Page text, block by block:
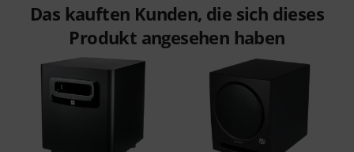
Das kauften Kunden, die sich dieses
Produkt angesehen haben